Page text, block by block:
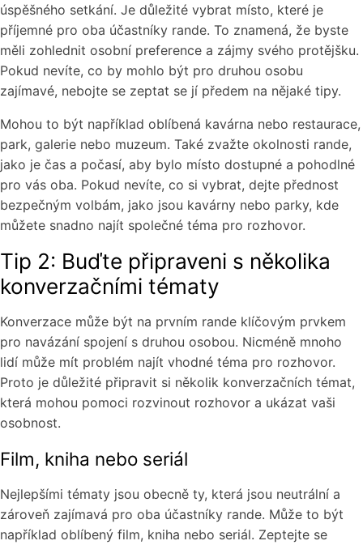
úspěšného setkání. Je důležité vybrat místo, které je
příjemné pro oba účastníky rande. To znamená, že byste
měli zohlednit osobní preference a zájmy svého protějšku.
Pokud nevíte, co by mohlo být pro druhou osobu
zajímavé, nebojte se zeptat se jí předem na nějaké tipy.
Mohou to být například oblíbená kavárna nebo restaurace,
park, galerie nebo muzeum. Také zvažte okolnosti rande,
jako je čas a počasí, aby bylo místo dostupné a pohodlné
pro vás oba. Pokud nevíte, co si vybrat, dejte přednost
bezpečným volbám, jako jsou kavárny nebo parky, kde
můžete snadno najít společné téma pro rozhovor.
Tip 2: Buďte připraveni s několika
konverzačními tématy
Konverzace může být na prvním rande klíčovým prvkem
pro navázání spojení s druhou osobou. Nicméně mnoho
lidí může mít problém najít vhodné téma pro rozhovor.
Proto je důležité připravit si několik konverzačních témat,
která mohou pomoci rozvinout rozhovor a ukázat vaši
osobnost.
Film, kniha nebo seriál
Nejlepšími tématy jsou obecně ty, která jsou neutrální a
zároveň zajímavá pro oba účastníky rande. Může to být
například oblíbený film, kniha nebo seriál. Zeptejte se